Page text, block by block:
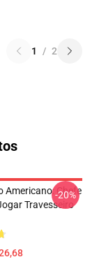
1 / 2
Americano: Chefe
Travesseiro
-20%